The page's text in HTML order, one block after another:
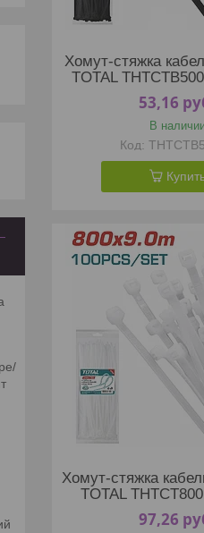
Хомут-стяжка
TOTAL
53,16
В
Хомут-стяжка
TOTAL
97,26